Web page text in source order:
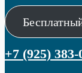
+7 (925) 383-